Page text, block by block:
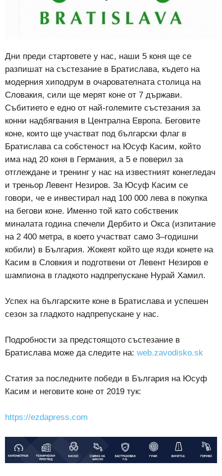
Дни преди стартовете у нас, наши 5 коня ще се
разпишат на състезание в Братислава, където на
модерния хиподрум в очарователната столица на
Словакия, сили ще мерят коне от 7 държави.
Събитието е едно от най-големите състезания за
конни надбягвания в Централна Европа. Беговите
коне, които ще участват под български флаг в
Братислава са собстеност на Юсуф Касим, който
има над 20 коня в Германия, а 5 е поверил за
отглеждане и тренинг у нас на известният конегледач
и треньор Левент Незиров. За Юсуф Касим се
говори, че е инвестирал над 100 000 лева в покупка
на бегови коне. Именно той като собственик
миналата година спечели Дербито и Окса (изпитание
на 2 400 метра, в което участват само 3–годишни
кобили) в България. Жокеят който ще язди конете на
Касим в Словкия и подготвени от Левент Незиров е
шампиона в гладкото надпрепускане Нурай Хамил.
Успех на българските коне в Братислава и успешен
сезон за гладкото надпрепускане у нас.
Подробности за предстоящото състезание в
Братислава може да следите на: web.zavodisko.sk
Статия за последните победи в България на Юсуф
Касим и неговите коне от 2019 тук:
https://ezdapress.com